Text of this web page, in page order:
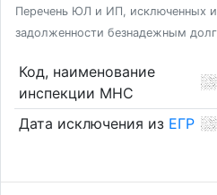
Перечень ЮЛ и ИП, исключенных
задолженности безнадежным
Код, наименование
инспекции МНС
Дата исключения из ЕГР